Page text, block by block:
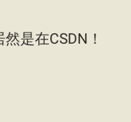
是在CSDN！